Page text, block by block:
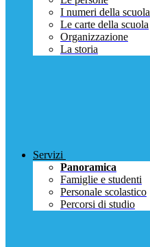
I numeri della scuola
Le carte della scuola
Organizzazione
La storia
Servizi
Panoramica
Famiglie e studenti
Personale scolastico
Percorsi di studio